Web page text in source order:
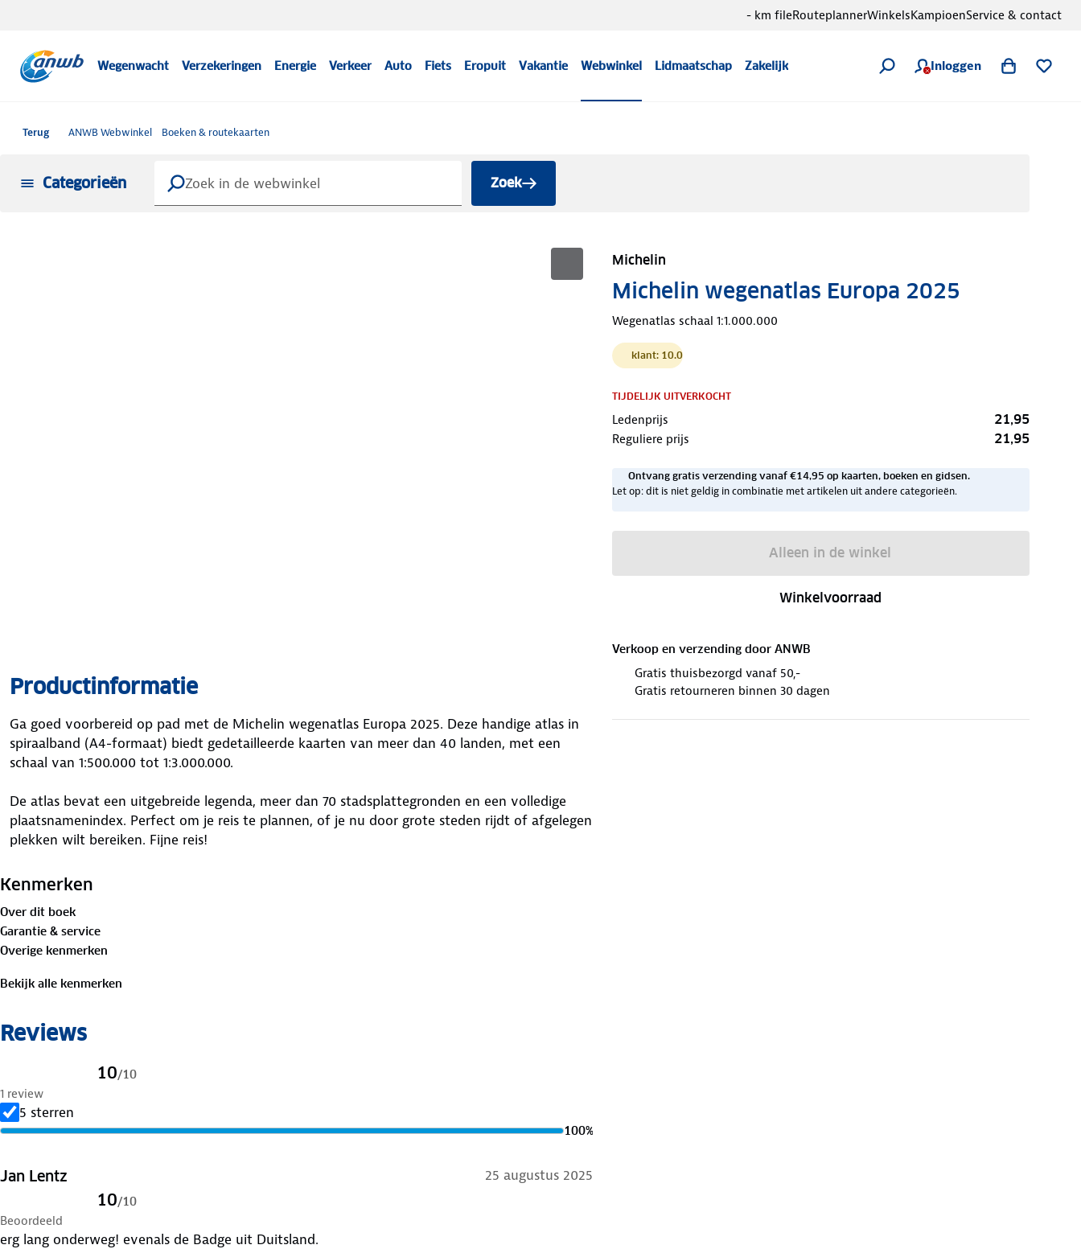
Wegenwacht Verzekeringen Energie Verkeer Auto Fiets Eropuit Vakantie Webwinkel Lidmaatschap Zakelijk Inloggen
- km fileRouteplannerWinkelsKampioenService & contact
Terug ANWB Webwinkel Boeken & routekaarten
Categorieën Zoek
Michelin
Michelin wegenatlas Europa 2025
Wegenatlas schaal 1:1.000.000
klant: 10.0
TIJDELIJK UITVERKOCHT
Ledenprijs 21,95
Reguliere prijs 21,95
Ontvang gratis verzending vanaf €14,95 op kaarten, boeken en gidsen.
Let op: dit is niet geldig in combinatie met artikelen uit andere categorieën.
Alleen in de winkel
Winkelvoorraad
Verkoop en verzending door ANWB
Gratis thuisbezorgd vanaf 50,-
Gratis retourneren binnen 30 dagen
Productinformatie
Ga goed voorbereid op pad met de Michelin wegenatlas Europa 2025. Deze handige atlas in
spiraalband (A4-formaat) biedt gedetailleerde kaarten van meer dan 40 landen, met een
schaal van 1:500.000 tot 1:3.000.000.
De atlas bevat een uitgebreide legenda, meer dan 70 stadsplattegronden en een volledige
plaatsnamenindex. Perfect om je reis te plannen, of je nu door grote steden rijdt of afgelegen
plekken wilt bereiken. Fijne reis!
Kenmerken
Over dit boek
Garantie & service
Overige kenmerken
Bekijk alle kenmerken
Reviews
10/10
1 review
5 sterren
100%
Jan Lentz 25 augustus 2025
10/10
Beoordeeld
erg lang onderweg! evenals de Badge uit Duitsland.